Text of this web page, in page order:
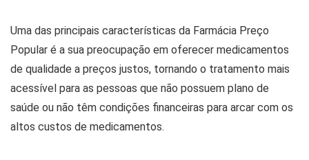
Uma das principais características da Farmácia Preço
Popular é a sua preocupação em oferecer medicamentos
de qualidade a preços justos, tornando o tratamento mais
acessível para as pessoas que não possuem plano de
saúde ou não têm condições financeiras para arcar com os
altos custos de medicamentos.